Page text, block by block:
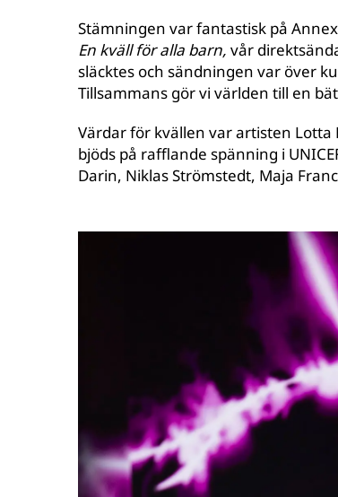
Stämningen var fantastisk på
En kväll för alla barn,vår
släcktes och sändningen var över
Tillsammans gör vi världen till en
Värdar för kvällen var artisten Lotta
bjöds på rafflande spänning i
Darin, Niklas Strömstedt, Maja